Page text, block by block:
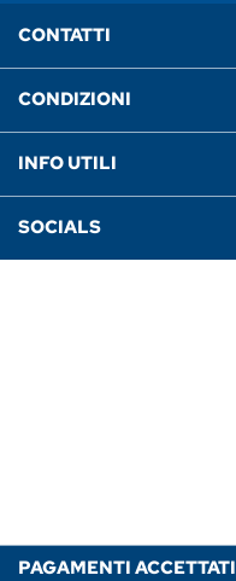
CONTATTI
CONDIZIONI
INFO UTILI
SOCIALS
PAGAMENTI ACCETTATI